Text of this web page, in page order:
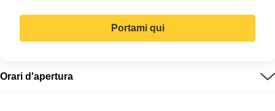
Portami qui
Orari d'apertura